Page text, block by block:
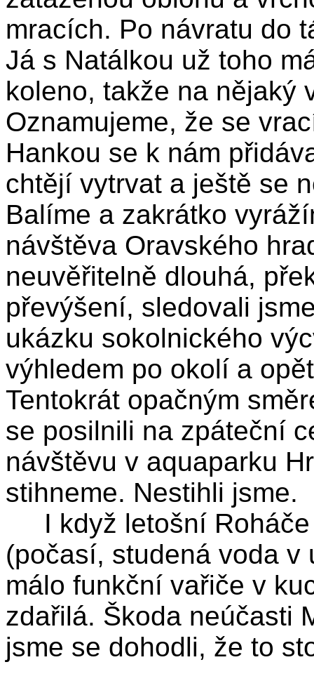
mracích. Po návratu do
Já s Natálkou už toho
koleno, takže na nějaký
Oznamujeme, že se
Hankou se k nám
chtějí vytrvat a ještě se
Balíme a zakrátko
návštěva Oravského
neuvěřitelně dlouhá,
převýšení, sledovali
ukázku sokolnického
výhledem po okolí a
Tentokrát opačným
se posilnili na zpáteční
návštěvu v aquaparku
stihneme. Nestihli jsme.
I když letošní Roháče
(počasí, studená voda v
málo funkční vařiče v
zdařilá. Škoda neúčasti
jsme se dohodli, že to